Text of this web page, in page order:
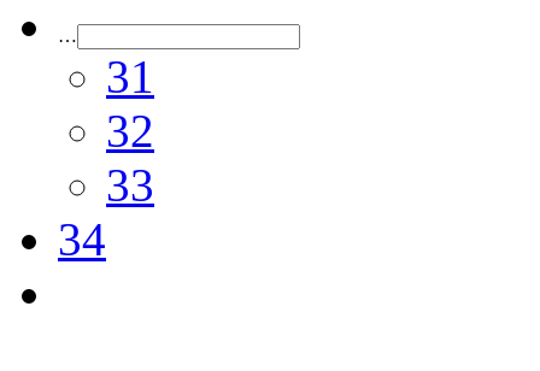
…
31
32
33
34